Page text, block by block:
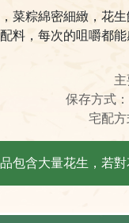
菜粽綿密細緻，花
料，每次的咀嚼都能
保存方式
宅配
包含大量花生，若